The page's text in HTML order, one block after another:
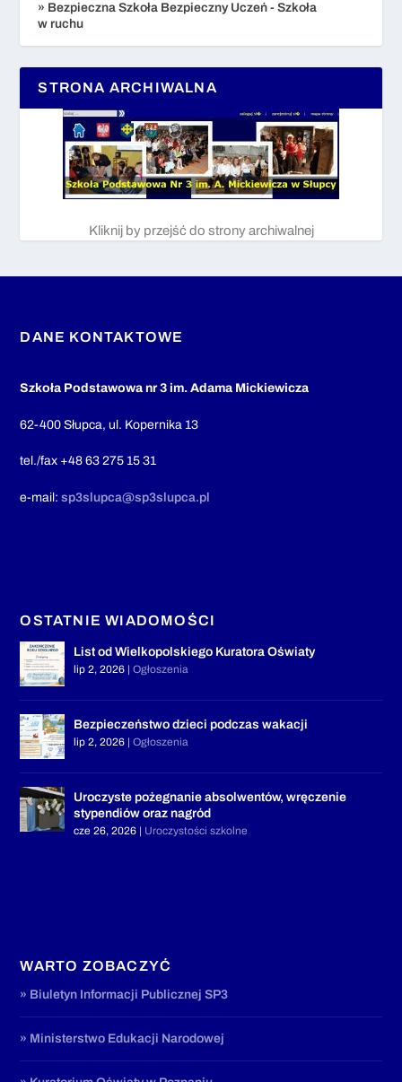
» Bezpieczna Szkoła Bezpieczny Uczeń - Szkoła
w ruchu
STRONA ARCHIWALNA
Kliknij by przejść do strony archiwalnej
DANE KONTAKTOWE
Szkoła Podstawowa nr 3 im. Adama Mickiewicza
62-400 Słupca, ul. Kopernika 13
tel./fax +48 63 275 15 31
e-mail:sp3slupca@sp3slupca.pl
OSTATNIE WIADOMOŚCI
List od Wielkopolskiego Kuratora Oświaty
lip 2, 2026 |Ogłoszenia
Bezpieczeństwo dzieci podczas wakacji
lip 2, 2026 |Ogłoszenia
Uroczyste pożegnanie absolwentów, wręczenie
stypendiów oraz nagród
cze 26, 2026 | Uroczystości szkolne
WARTO ZOBACZYĆ
» Biuletyn Informacji Publicznej SP3
» Ministerstwo Edukacji Narodowej